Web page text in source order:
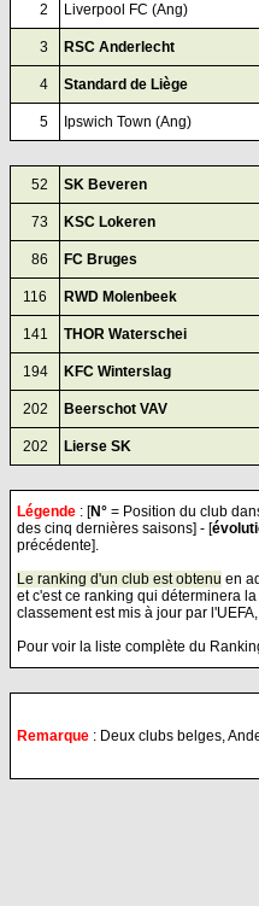
2 Liverpool FC (Ang)
3 RSC Anderlecht
4 Standard de Liège
5 Ipswich Town (Ang)
52 SK Beveren
73 KSC Lokeren
86 FC Bruges
116 RWD Molenbeek
141 THOR Waterschei
194 KFC Winterslag
202 Beerschot VAV
202 Lierse SK
Légende : [N° = Position du club
des cinq dernières saisons] - [
précédente].
Le ranking d'un club est obtenu en
et c'est ce ranking qui déterminera
classement est mis à jour par
Pour voir la liste complète du
Remarque : Deux clubs belges,